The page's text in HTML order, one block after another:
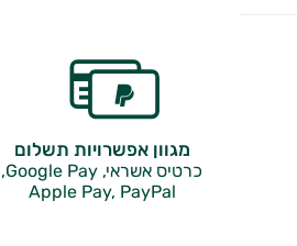
מגוון אפשרויות תשלום
כרטיס אשראי, Google Pay,
Apple Pay, PayPal